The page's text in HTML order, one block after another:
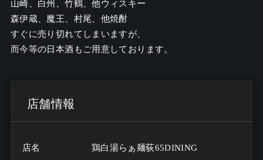
山崎、白州、竹鶴、他ウィスキー
森伊蔵、魔王、村尾、他焼酎
すぐに売り切れてしまいますが、
店舗情報
店名 鶏白湯らぁ麺荻65DINING